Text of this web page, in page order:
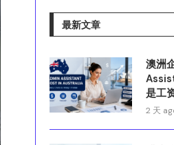
最新文章
澳洲
是工
2 天